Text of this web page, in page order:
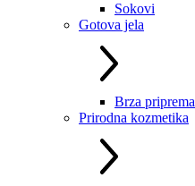
Sokovi
Gotova jela
Brza priprema
Prirodna kozmetika